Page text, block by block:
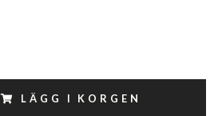
LÄGG I KORGEN